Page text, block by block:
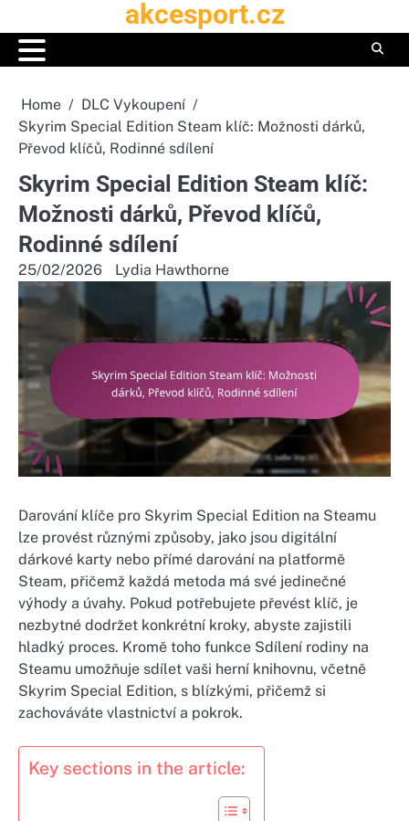
to
content
akcesport.cz
Home
DLC Vykoupení
Skyrim Special Edition Steam klíč: Možnosti dárků,
Převod klíčů, Rodinné sdílení
Skyrim Special Edition Steam klíč:
Možnosti dárků, Převod klíčů,
Rodinné sdílení
25/02/2026 Lydia Hawthorne
Darování klíče pro Skyrim Special Edition na Steamu
lze provést různými způsoby, jako jsou digitální
dárkové karty nebo přímé darování na platformě
Steam, přičemž každá metoda má své jedinečné
výhody a úvahy. Pokud potřebujete převést klíč, je
nezbytné dodržet konkrétní kroky, abyste zajistili
hladký proces. Kromě toho funkce Sdílení rodiny na
Steamu umožňuje sdílet vaši herní knihovnu, včetně
Skyrim Special Edition, s blízkými, přičemž si
zachováváte vlastnictví a pokrok.
Key sections in the article: